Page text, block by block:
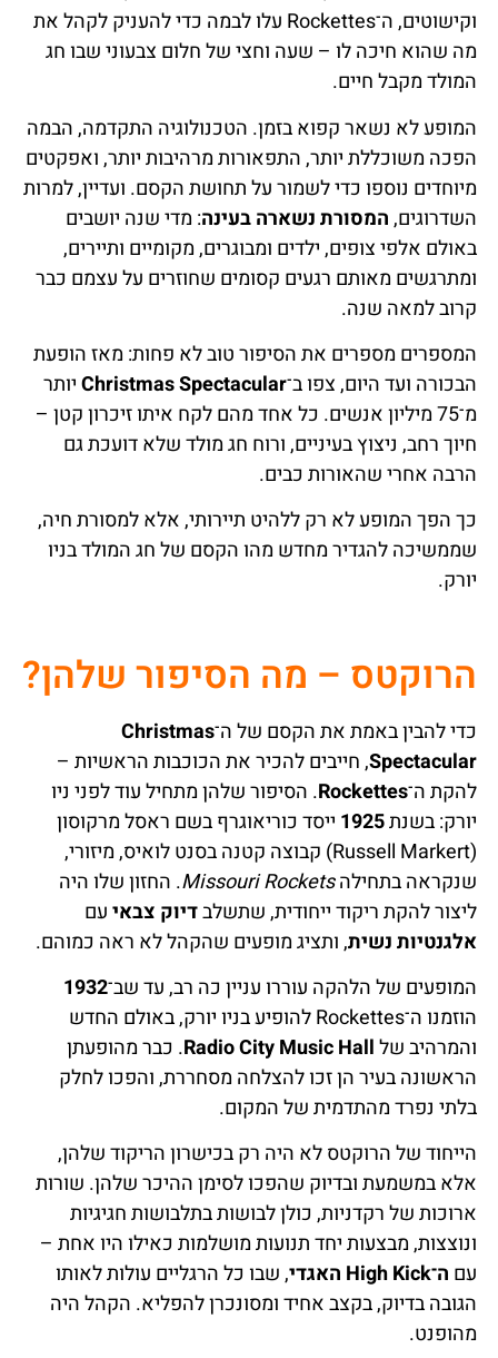
וקישוטים, ה־Rockettes עלו לבמה כדי להעניק לקהל את
מה שהוא חיכה לו – שעה וחצי של חלום צבעוני שבו חג
המולד מקבל חיים.
המופע לא נשאר קפוא בזמן. הטכנולוגיה התקדמה, הבמה
הפכה משוכללת יותר, התפאורות מרהיבות יותר, ואפקטים
מיוחדים נוספו כדי לשמור על תחושת הקסם. ועדיין, למרות
השדרוגים,המסורת נשארה בעינה: מדי שנה יושבים
באולם אלפי צופים, ילדים ומבוגרים, מקומיים ותיירים,
ומתרגשים מאותם רגעים קסומים שחוזרים על עצמם כבר
קרוב למאה שנה.
המספרים מספרים את הסיפור טוב לא פחות: מאז הופעת
הבכורה ועד היום, צפו ב־Christmas Spectacularיותר
מ־75 מיליון אנשים. כל אחד מהם לקח איתו זיכרון קטן –
חיוך רחב, ניצוץ בעיניים, ורוח חג מולד שלא דועכת גם
הרבה אחרי שהאורות כבים.
כך הפך המופע לא רק ללהיט תיירותי, אלא למסורת חיה,
שממשיכה להגדיר מחדש מהו הקסם של חג המולד בניו
יורק.
הרוקטס – מה הסיפור שלהן?
כדי להבין באמת את הקסם של ה־Christmas
Spectacular, חייבים להכיר את הכוכבות הראשיות –
להקת ה־Rockettes. הסיפור שלהן מתחיל עוד לפני ניו
יורק: בשנת1925 ייסד כוריאוגרף בשם ראסל מרקוסון
(Russell Markert) קבוצה קטנה בסנט לואיס, מיזורי,
שנקראה בתחילהMissouri Rockets. החזון שלו היה
ליצור להקת ריקוד ייחודית, שתשלבדיוק צבאיעם
אלגנטיות נשית, ותציג מופעים שהקהל לא ראה כמוהם.
המופעים של הלהקה עוררו עניין כה רב, עד שב־1932
הוזמנו ה־Rockettes להופיע בניו יורק, באולם החדש
והמרהיב שלRadio City Music Hall. כבר מהופעתן
הראשונה בעיר הן זכו להצלחה מסחררת, והפכו לחלק
בלתי נפרד מהתדמית של המקום.
הייחוד של הרוקטס לא היה רק בכישרון הריקוד שלהן,
אלא במשמעת ובדיוק שהפכו לסימן ההיכר שלהן. שורות
ארוכות של רקדניות, כולן לבושות בתלבושות חגיגיות
ונוצצות, מבצעות יחד תנועות מושלמות כאילו היו אחת –
עם ה־High Kick האגדי
, שבו כל הרגליים עולות לאותו
הגובה בדיוק, בקצב אחיד ומסונכרן להפליא. הקהל היה
מהופנט.